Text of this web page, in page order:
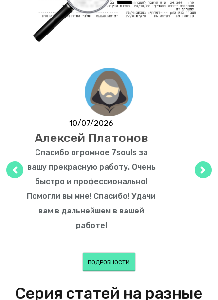
Предыдущий
10/07/2026
Алексей Платонов
Спасибо огромное 7souls за
вашу прекрасную работу. Очень
быстро и профессионально!
Помогли вы мне! Спасибо! Удачи
вам в дальнейшем в вашей
работе!
ПОДРОБНОСТИ
Серия статей на разные